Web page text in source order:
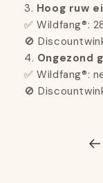
Hoog ruw
✅ Wildfang®:
🚫
Ongezond
✅ Wildfang®:
🚫